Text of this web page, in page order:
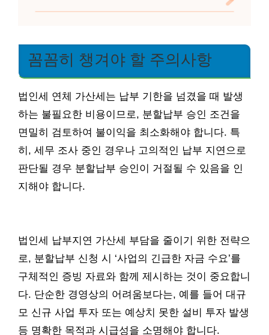
꼼꼼히 챙겨야 할 주의사항
법인세 연체 가산세는 납부 기한을 넘겼을 때 발생
하는 불필요한 비용이므로, 분할납부 승인 조건을
면밀히 검토하여 불이익을 최소화해야 합니다. 특
히, 세무 조사 중인 경우나 고의적인 납부 지연으로
판단될 경우 분할납부 승인이 거절될 수 있음을 인
지해야 합니다.
법인세 납부지연 가산세 부담을 줄이기 위한 전략으
로, 분할납부 신청 시 ‘사업의 긴급한 자금 수요’를
구체적인 증빙 자료와 함께 제시하는 것이 중요합니
다. 단순한 경영상의 어려움보다는, 예를 들어 대규
모 신규 사업 투자 또는 예상치 못한 설비 투자 발생
등 명확한 목적과 시급성을 소명해야 합니다.